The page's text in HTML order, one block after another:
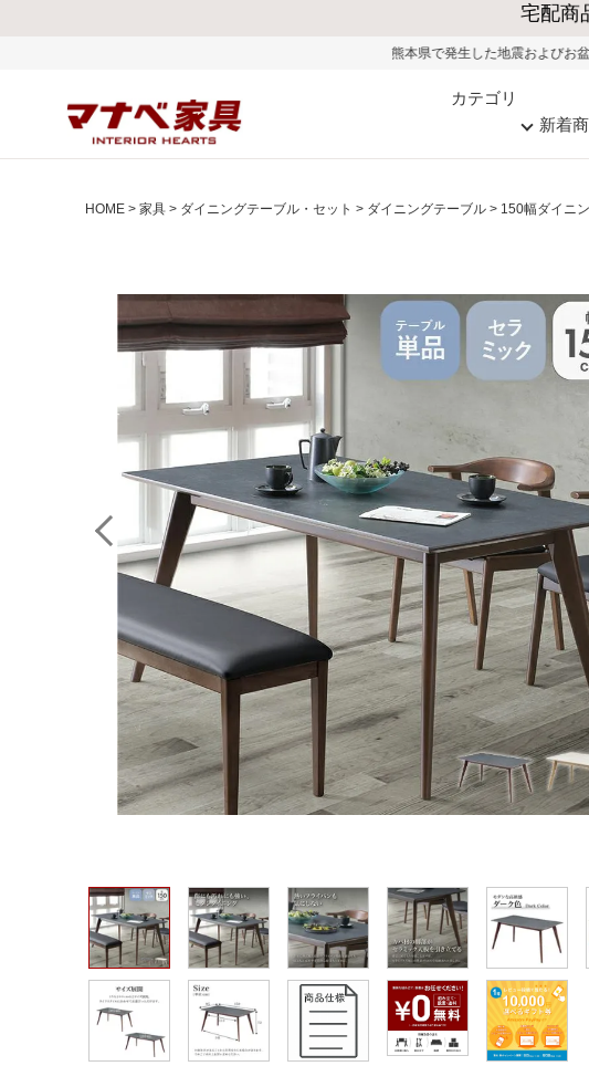
大型
熊本県で発生した地震およびお盆期間中の物流混雑の影
カテゴリ
新着
HOME 家具 ダイニングテーブル・セット ダイニングテーブル 150幅ダイニ